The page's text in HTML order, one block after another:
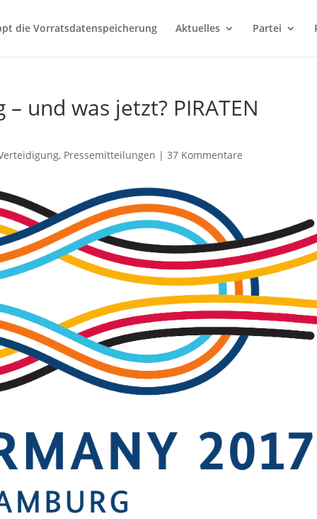
die Vorratsdatenspeicherung Aktuelles Partei
und was jetzt? PIRATEN
, Pressemitteilungen |37 Kommentare